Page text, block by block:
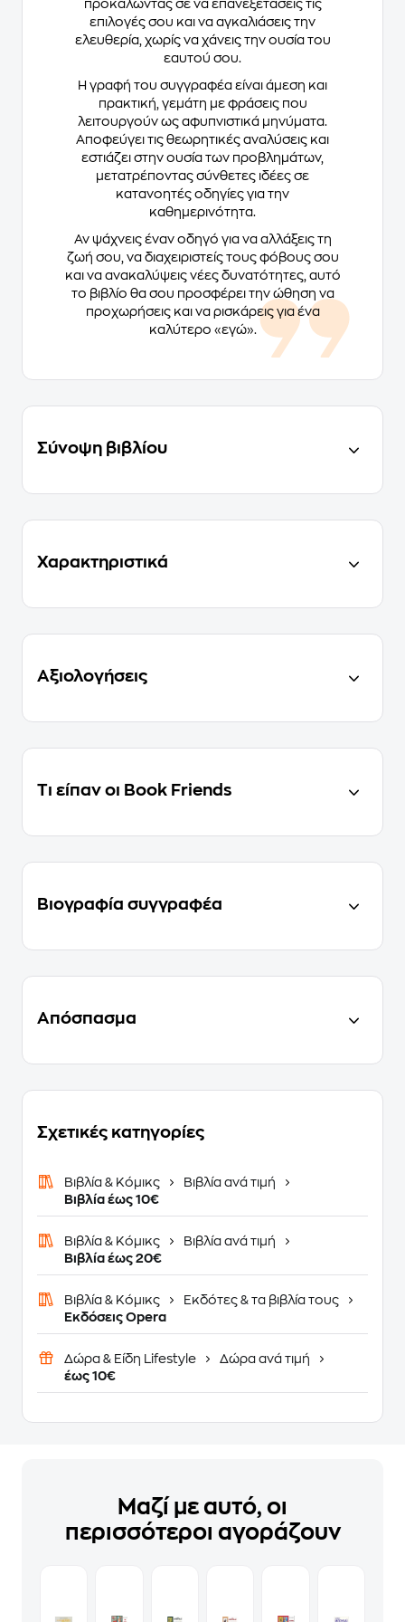
προκαλώντας σε να επανεξετάσεις τις
επιλογές σου και να αγκαλιάσεις την
ελευθερία, χωρίς να χάνεις την ουσία του
εαυτού σου.
Η γραφή του συγγραφέα είναι άμεση και
πρακτική, γεμάτη με φράσεις που
λειτουργούν ως αφυπνιστικά μηνύματα.
Αποφεύγει τις θεωρητικές αναλύσεις και
εστιάζει στην ουσία των προβλημάτων,
μετατρέποντας σύνθετες ιδέες σε
κατανοητές οδηγίες για την
καθημερινότητα.
Αν ψάχνεις έναν οδηγό για να αλλάξεις τη
ζωή σου, να διαχειριστείς τους φόβους σου
και να ανακαλύψεις νέες δυνατότητες, αυτό
το βιβλίο θα σου προσφέρει την ώθηση να
προχωρήσεις και να ρισκάρεις για ένα
καλύτερο «εγώ».
Σύνοψη βιβλίου
Χαρακτηριστικά
Αξιολογήσεις
Τι είπαν οι Book Friends
Βιογραφία συγγραφέα
Απόσπασμα
Σχετικές κατηγορίες
Βιβλία & Κόμικς
Βιβλία ανά τιμή
Βιβλία έως 10€
Βιβλία & Κόμικς
Βιβλία ανά τιμή
Βιβλία έως 20€
Βιβλία & Κόμικς
Εκδότες & τα βιβλία τους
Εκδόσεις Opera
Δώρα & Είδη Lifestyle
Δώρα ανά τιμή
έως 10€
Μαζί με αυτό, οι
περισσότεροι αγοράζουν